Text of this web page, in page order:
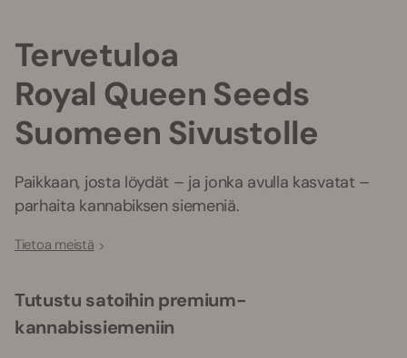
Tervetuloa
Royal Queen Seeds
Suomeen Sivustolle
Paikkaan, josta löydät – ja jonka avulla kasvatat –
parhaita kannabiksen siemeniä.
Tietoa meistä
Tutustu satoihin premium-
kannabissiemeniin